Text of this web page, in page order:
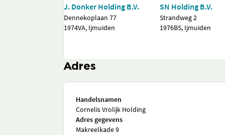
J. Donker Holding B.V.
Dennekoplaan 77
1974VA, Ijmuiden
SN Holding B.V.
Strandweg 2
1976BS, Ijmuiden
Adres
Handelsnamen
Cornelis Vrolijk Holding
Adres gegevens
Makreelkade 9